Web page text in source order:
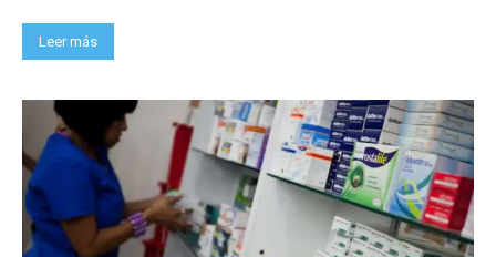
Leer más